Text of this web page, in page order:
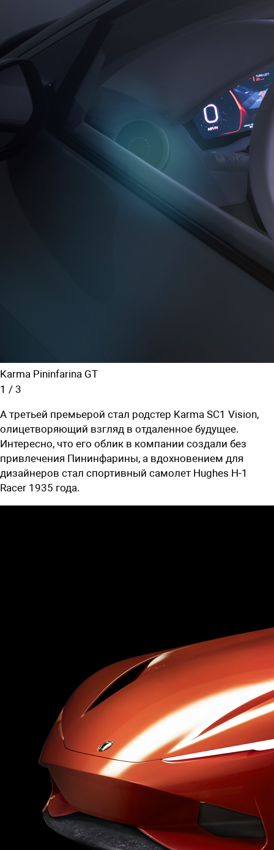
Karma Pininfarina GT
1 / 3
А третьей премьерой стал родстер Karma SC1 Vision,
олицетворяющий взгляд в отдаленное будущее.
Интересно, что его облик в компании создали без
привлечения Пининфарины, а вдохновением для
дизайнеров стал спортивный самолет Hughes H-1
Racer 1935 года.